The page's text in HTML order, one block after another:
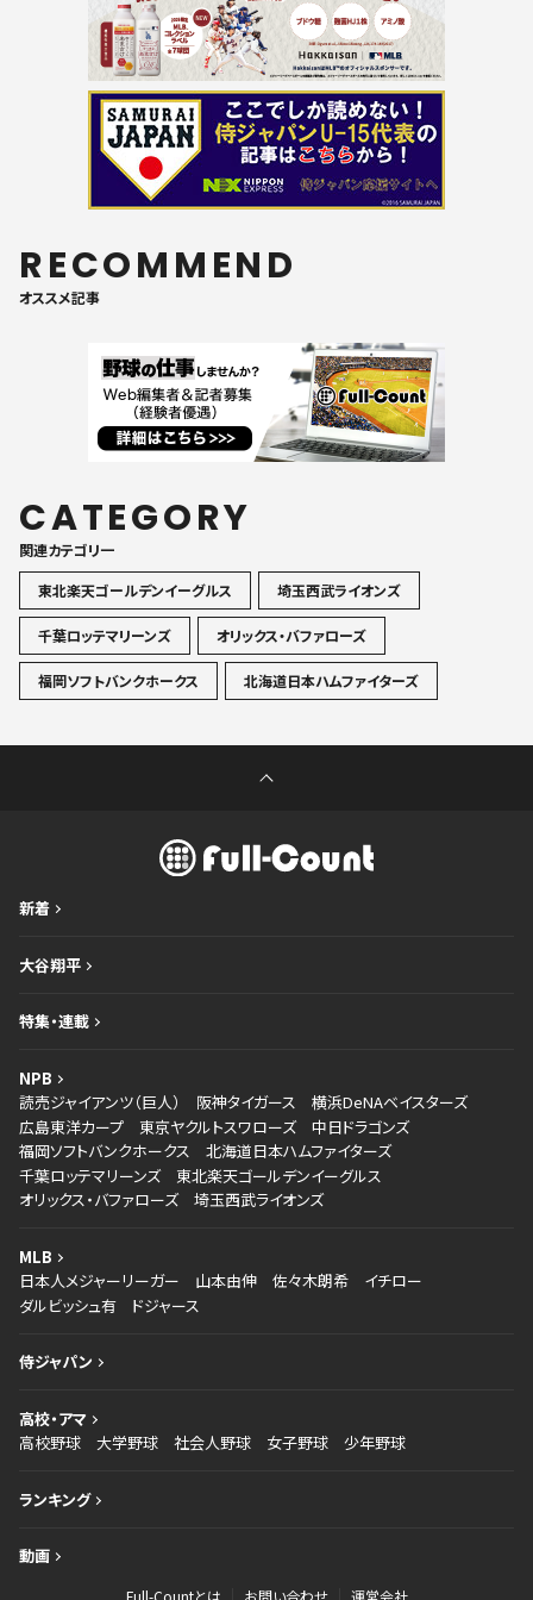
RECOMMEND
オススメ記事
CATEGORY
関連カテゴリ一
東北楽天ゴールデンイーグルス
埼玉西武ライオンズ
千葉ロッテマリーンズ オリックス・バファローズ
福岡ソフトバンクホークス 北海道日本ハムファイターズ
新着
大谷翔平
特集・連載
NPB
読売ジャイアンツ（巨人）
阪神タイガース
横浜DeNAベイスターズ
広島東洋カープ
東京ヤクルトスワローズ
中日ドラゴンズ
福岡ソフトバンクホークス
北海道日本ハムファイターズ
千葉ロッテマリーンズ
東北楽天ゴールデンイーグルス
オリックス・バファローズ
埼玉西武ライオンズ
MLB
日本人メジャーリーガー
山本由伸 佐々木朗希
イチロー
ダルビッシュ有
ドジャース
侍ジャパン
高校・アマ
高校野球
大学野球 社会人野球 女子野球 少年野球
ランキング
動画
Full-Countとは お問い合わせ 運営会社